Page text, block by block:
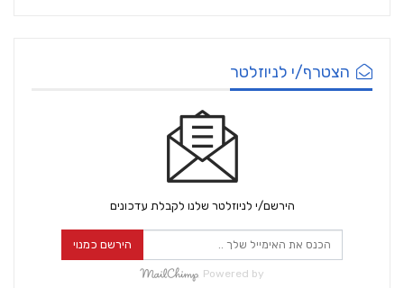
הצטרף/י לניוזלטר
הירשם/י לניוזלטר שלנו לקבלת עדכונים
הירשם כמנוי
Powered by